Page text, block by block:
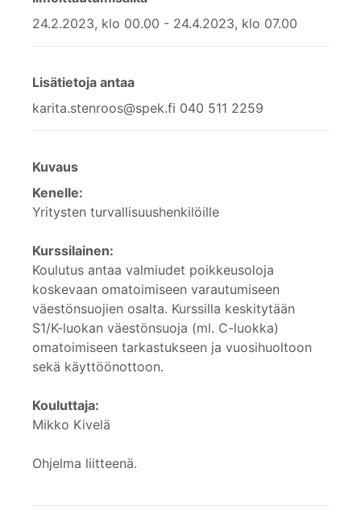
24.2.2023, klo 00.00 - 24.4.2023, klo 07.00
Lisätietoja antaa
karita.stenroos@spek.fi 040 511 2259
Kuvaus
Kenelle:
Yritysten turvallisuushenkilöille
Kurssilainen:
Koulutus antaa valmiudet poikkeusoloja
koskevaan omatoimiseen varautumiseen
väestönsuojien osalta. Kurssilla keskitytään
S1/K-luokan väestönsuoja (ml. C-luokka)
omatoimiseen tarkastukseen ja vuosihuoltoon
sekä käyttöönottoon.
Kouluttaja:
Mikko Kivelä
Ohjelma liitteenä.